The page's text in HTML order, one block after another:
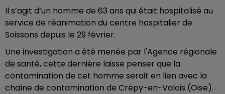
Il s’agit d’un homme de 63 ans qui était hospitalisé au
service de réanimation du centre hospitalier de
Soissons depuis le 29 février.
Une investigation a été menée par l'Agence régionale
de santé, cette dernière laisse penser que la
contamination de cet homme serait en lien avec la
chaîne de contamination de Crépy-en-Valois (Oise).